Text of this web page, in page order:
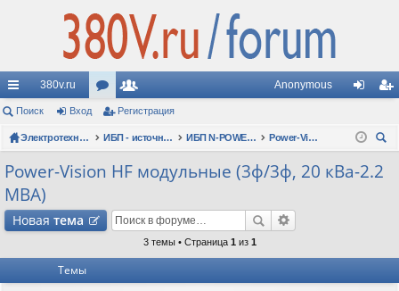
с
ы
лк
и
380v.ru
ор
ум
ол
ьз
ов
ел
Anonymous
д ис
тр
Поиск Вход Регистрация
Электротехнические форумы ИБП - источники бесперебойного питания ИБП N-POWER: новые модели (презентации, фотосессии, обзоры)
Power-Vision HF модульные (3ф/3ф, 20 кВа-2.2 МВА)
ск
Power-Vision HF модульные (3ф/3ф, 20 кВа-2.2
МВА)
Новая тема
3 темы • Страница 1 из 1
Темы